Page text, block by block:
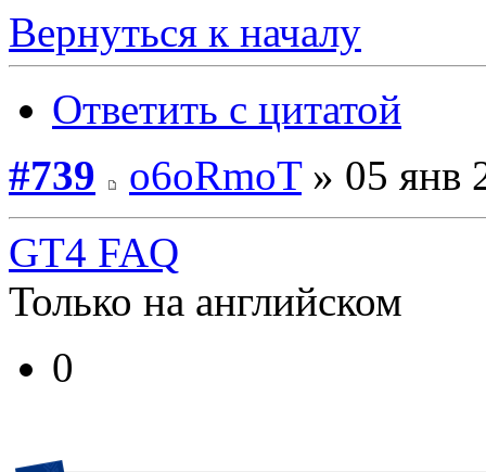
Вернуться к началу
Ответить с цитатой
#739
o6oRmoT» 05 янв
GT4 FAQ
Только на английском
0